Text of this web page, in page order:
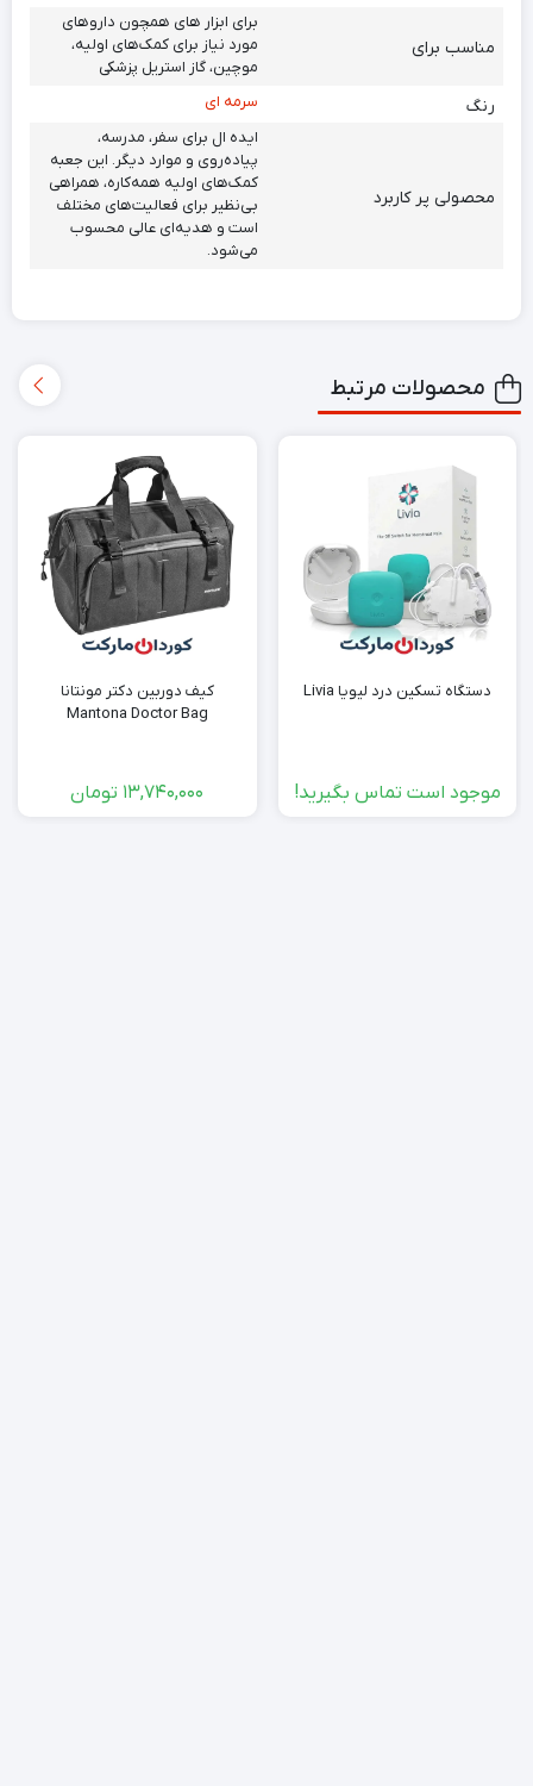
مناسب برای
برای ابزار های همچون داروهای
مورد نیاز برای کمک‌های اولیه،
موچین، گاز استریل پزشکی
رنگ سرمه ای
محصولی پر کاربرد
ایده ال برای سفر، مدرسه،
پیاده‌روی و موارد دیگر. این جعبه
کمک‌های اولیه همه‌کاره، همراهی
بی‌نظیر برای فعالیت‌های مختلف
است و هدیه‌ای عالی محسوب
می‌شود.
محصولات مرتبط
دستگاه تسکین درد لیویا Livia
موجود است تماس بگیرید!
کیف دوربین دکتر مونتانا
Mantona Doctor Bag
13,740,000 تومان